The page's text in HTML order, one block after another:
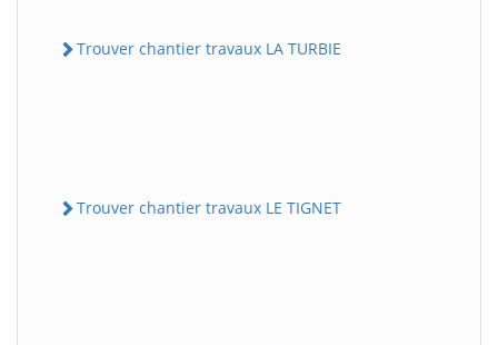
Trouver chantier travaux LA TURBIE
Trouver chantier travaux LE TIGNET